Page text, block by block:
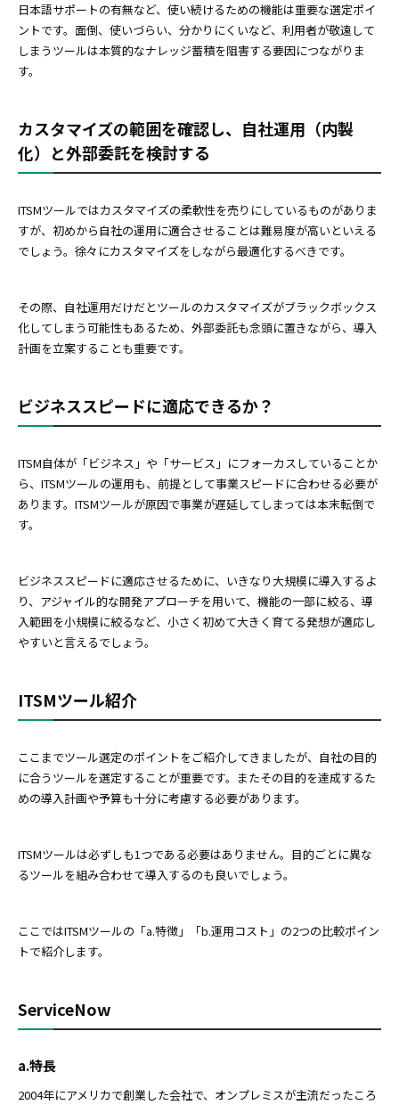
日本語サポートの有無など、使い続けるための機能は重要な選定ポイ
ントです。面倒、使いづらい、分かりにくいなど、利用者が敬遠して
しまうツールは本質的なナレッジ蓄積を阻害する要因につながりま
す。
カスタマイズの範囲を確認し、自社運用（内製
化）と外部委託を検討する
ITSMツールではカスタマイズの柔軟性を売りにしているものがありま
すが、初めから自社の運用に適合させることは難易度が高いといえる
でしょう。徐々にカスタマイズをしながら最適化するべきです。
その際、自社運用だけだとツールのカスタマイズがブラックボックス
化してしまう可能性もあるため、外部委託も念頭に置きながら、導入
計画を立案することも重要です。
ビジネススピードに適応できるか？
ITSM自体が「ビジネス」や「サービス」にフォーカスしていることか
ら、ITSMツールの運用も、前提として事業スピードに合わせる必要が
あります。ITSMツールが原因で事業が遅延してしまっては本末転倒で
す。
ビジネススピードに適応させるために、いきなり大規模に導入するよ
り、アジャイル的な開発アプローチを用いて、機能の一部に絞る、導
入範囲を小規模に絞るなど、小さく初めて大きく育てる発想が適応し
やすいと言えるでしょう。
ITSMツール紹介
ここまでツール選定のポイントをご紹介してきましたが、自社の目的
に合うツールを選定することが重要です。またその目的を達成するた
めの導入計画や予算も十分に考慮する必要があります。
ITSMツールは必ずしも1つである必要はありません。目的ごとに異な
るツールを組み合わせて導入するのも良いでしょう。
ここではITSMツールの「a.特徴」「b.運用コスト」の2つの比較ポイン
トで紹介します。
ServiceNow
a.特長
2004年にアメリカで創業した会社で、オンプレミスが主流だったころ